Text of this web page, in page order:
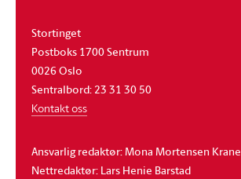
Stortinget
Postboks 1700 Sentrum
0026 Oslo
Sentralbord: 23 31 30 50
Kontakt oss
Ansvarlig redaktør: Mona Mortensen Krane
Nettredaktør: Lars Henie Barstad